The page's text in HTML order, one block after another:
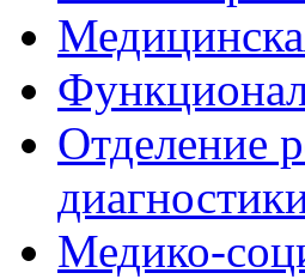
Отделение
Медико-